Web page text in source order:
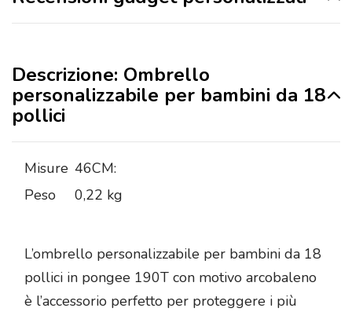
Descrizione: Ombrello
personalizzabile per bambini da 18
pollici
Misure 46CM:
Peso
0,22 kg
L’ombrello personalizzabile per bambini da 18
pollici in pongee 190T con motivo arcobaleno
è l’accessorio perfetto per proteggere i più